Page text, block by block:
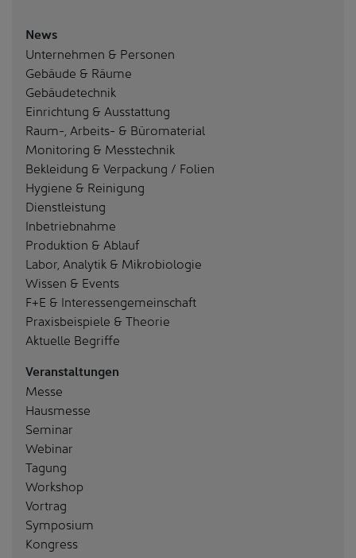
News
Unternehmen & Personen
Gebäude & Räume
Gebäudetechnik
Einrichtung & Ausstattung
Raum-, Arbeits- & Büromaterial
Monitoring & Messtechnik
Bekleidung & Verpackung / Folien
Hygiene & Reinigung
Dienstleistung
Inbetriebnahme
Produktion & Ablauf
Labor, Analytik & Mikrobiologie
Wissen & Events
F+E & Interessengemeinschaft
Praxisbeispiele & Theorie
Aktuelle Begriffe
Veranstaltungen
Messe
Hausmesse
Seminar
Webinar
Tagung
Workshop
Vortrag
Symposium
Kongress